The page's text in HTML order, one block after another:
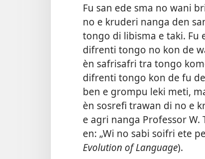
Fu san ede sma no wani
no e kruderi nanga den
tongo di libisma e taki. Fu
difrenti tongo no kon de
èn safrisafri tra tongo
difrenti tongo kon de fu
ben e grompu leki meti,
èn sosrefi trawan di no e
e agri nanga Professor W.
en: „Wi no sabi soifri ete
Evolution of Language).